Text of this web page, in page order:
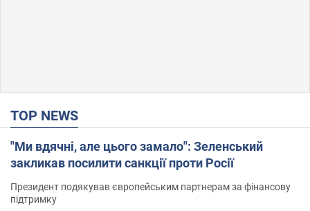
TOP NEWS
"Ми вдячні, але цього замало": Зеленський
закликав посилити санкції проти Росії
Президент подякував європейським партнерам за фінансову
підтримку